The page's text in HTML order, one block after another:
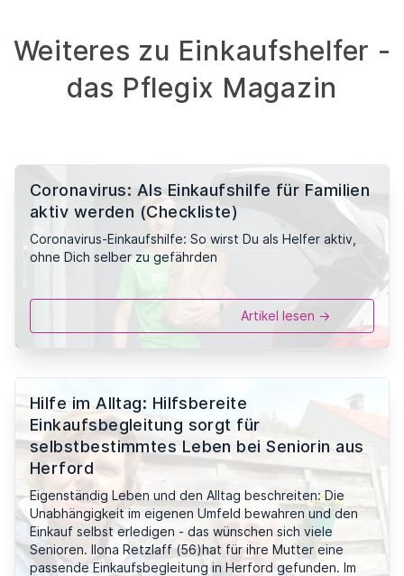
Weiteres zu Einkaufshelfer -
das Pflegix Magazin
Coronavirus: Als Einkaufshilfe für Familien
aktiv werden (Checkliste)
Coronavirus-Einkaufshilfe: So wirst Du als Helfer aktiv,
ohne Dich selber zu gefährden
Artikel lesen ->
Hilfe im Alltag: Hilfsbereite
Einkaufsbegleitung sorgt für
selbstbestimmtes Leben bei Seniorin aus
Herford
Eigenständig Leben und den Alltag beschreiten: Die
Unabhängigkeit im eigenen Umfeld bewahren und den
Einkauf selbst erledigen - das wünschen sich viele
Senioren. Ilona Retzlaff (56)hat für ihre Mutter eine
passende Einkaufsbegleitung in Herford gefunden. Im